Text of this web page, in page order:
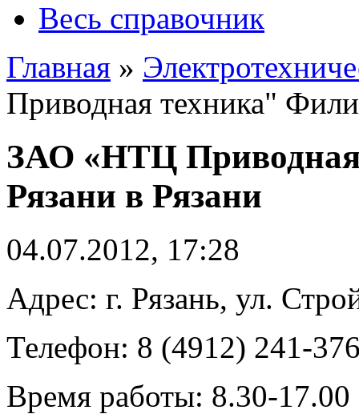
Весь справочник
Главная »
Приводная техника"
ЗАО «НТЦ
Рязани в Рязани
04.07.2012, 17:28
Адрес: г. Рязань, ул.
Телефон: 8 (4912) 241-
Время работы: 8.30-17.00